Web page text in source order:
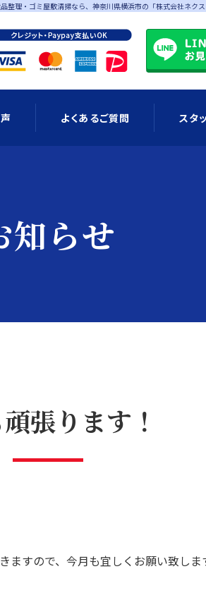
品整理・ゴミ屋敷清掃なら、神奈川県横浜市の「株式会社ネクス
よくあるご質問 スタ
知らせ
張ります！
ますので、今月も宜しくお願い致しま